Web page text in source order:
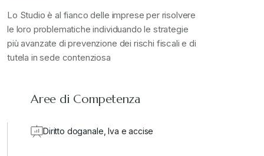
Stampa 2024
valore in dogana
Lo Studio è al fianco delle imprese per risolvere
le loro problematiche individuando le strategie
più avanzate di prevenzione dei rischi fiscali e di
tutela in sede contenziosa
Aree di Competenza
Diritto doganale, Iva e accise